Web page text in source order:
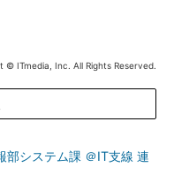
© ITmedia, Inc. All Rights Reserved.
システム課 ＠IT支線 連